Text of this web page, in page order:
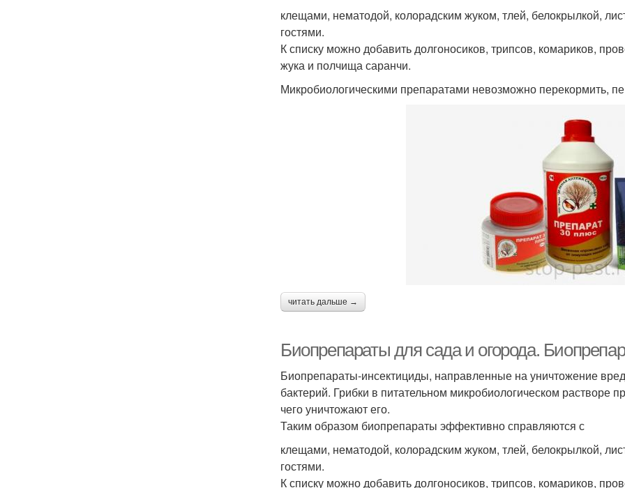
клещами, нематодой, колорадским жуком, тлей, белокрылкой,
гостями.
К списку можно добавить долгоносиков, трипсов, комариков,
жука и полчища саранчи.
Микробиологическими препаратами невозможно перекормить,
читать дальше →
Биопрепараты для сада и огорода.
Биопрепараты-инсектициды, направленные на уничтожение
бактерий. Грибки в питательном микробиологическом растворе
чего уничтожают его.
Таким образом биопрепараты эффективно справляются с
клещами, нематодой, колорадским жуком, тлей, белокрылкой,
гостями.
К списку можно добавить долгоносиков, трипсов, комариков,